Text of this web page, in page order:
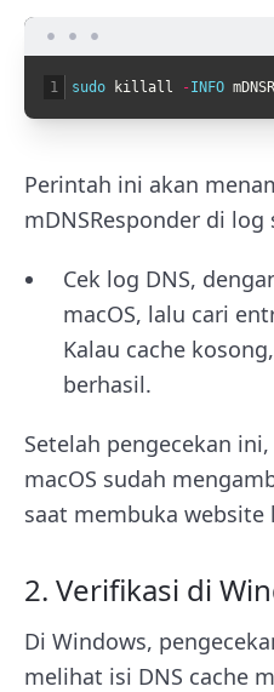
1 sudo killall -INFO
Perintah ini akan
mDNSResponder di log
Cek log DNS,
macOS, lalu cari
Kalau cache
berhasil.
Setelah pengecekan
macOS sudah
saat membuka website
2. Verifikasi di
Di Windows,
melihat isi DNS cache